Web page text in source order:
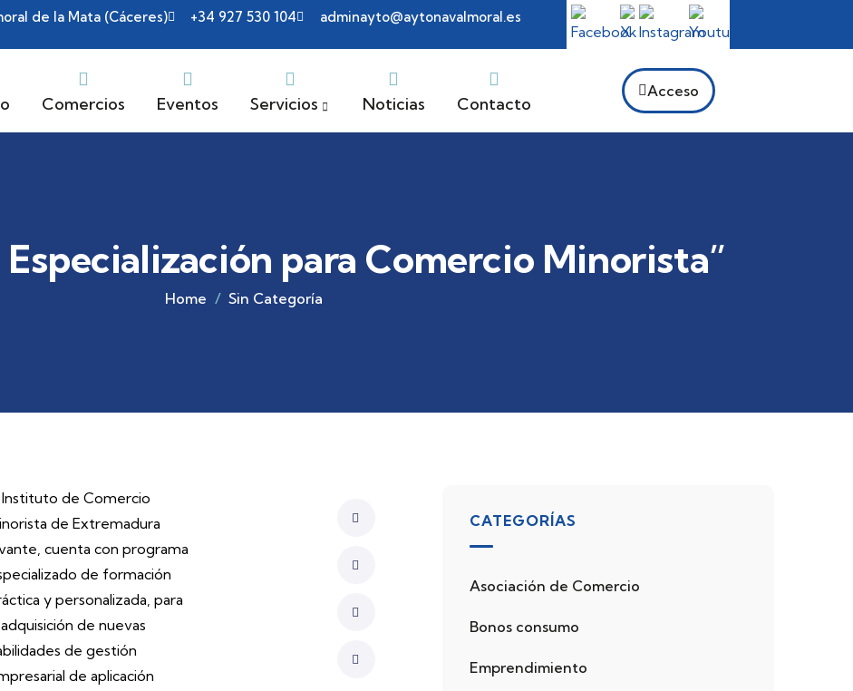
de la Mata (Cáceres) +34 927 530 104 adminayto@aytonavalmoral.es
Comercios Eventos Servicios Noticias Contacto
Acceso
Especialización para Comercio Minorista”
Home Sin Categoría
Instituto de Comercio
de Extremadura
cuenta con programa
de formación
y personalizada, para
de nuevas
de gestión
de aplicación
CATEGORÍAS
Asociación de Comercio
Bonos consumo
Emprendimiento